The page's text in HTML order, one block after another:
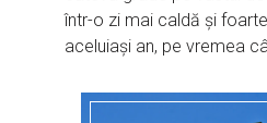
într-o zi mai caldă și
aceluiași an, pe vremea